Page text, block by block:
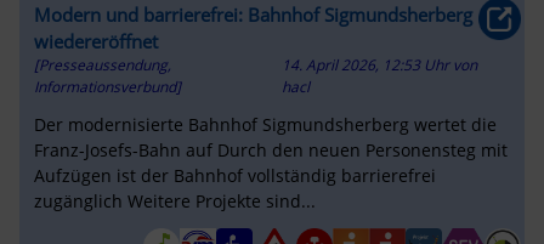
Modern und barrierefrei: Bahnhof Sigmundsherberg
wiedereröffnet
[Presseaussendung,
Informationsverbund]
14. April 2026, 12:53 Uhr von
hacl
Der modernisierte Bahnhof Sigmundsherberg wertet die
Franz-Josefs-Bahn auf Durch den neuen Personensteg mit
Aufzügen ist der Bahnhof vollständig barrierefrei
zugänglich Weitere Projekte sind...